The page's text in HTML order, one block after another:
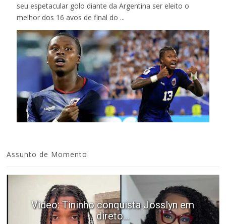
seu espetacular golo diante da Argentina ser eleito o
melhor dos 16 avos de final do ...
Assunto de Momento
Video: Tininho conquista Josslyn em
direto...